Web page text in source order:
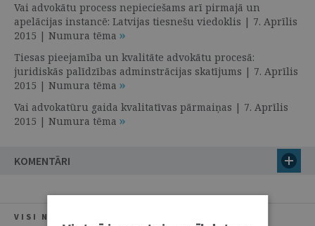
Vai advokātu process nepieciešams arī pirmajā un
apelācijas instancē: Latvijas tiesnešu viedoklis | 7. Aprīlis
2015 | Numura tēma
Tiesas pieejamība un kvalitāte advokātu procesā:
juridiskās palīdzības adminstrācijas skatījums | 7. Aprīlis
2015 | Numura tēma
Vai advokatūru gaida kvalitatīvas pārmaiņas | 7. Aprīlis
2015 | Numura tēma
KOMENTĀRI
VISI NUMURA RAKSTI